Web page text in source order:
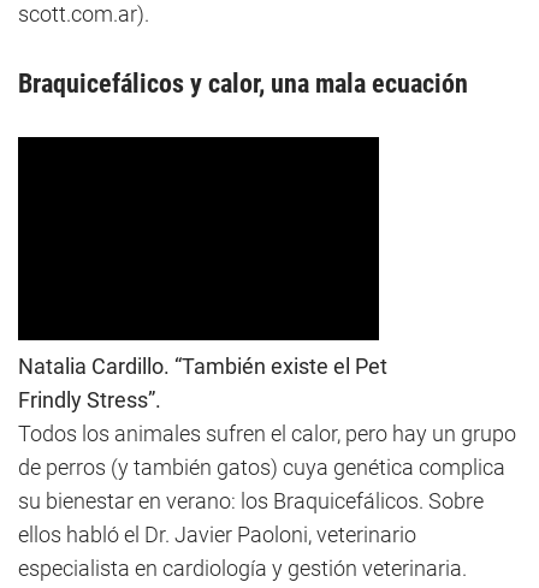
scott.com.ar).
Braquicefálicos y calor, una mala ecuación
Natalia Cardillo. “También existe el Pet
Frindly Stress”.
Todos los animales sufren el calor, pero hay un grupo
de perros (y también gatos) cuya genética complica
su bienestar en verano: los Braquicefálicos. Sobre
ellos habló el Dr. Javier Paoloni, veterinario
especialista en cardiología y gestión veterinaria.